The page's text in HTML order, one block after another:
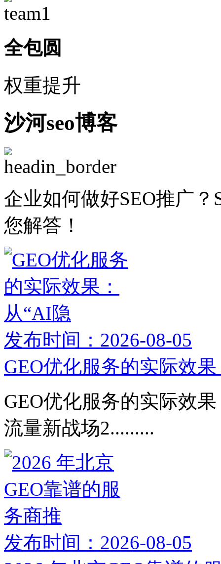
全包圆
权重提升
沙河seo博客
企业如何做好SEO推广
您解答！
发布时间：2026-08-05
GEO优化服务的实际效
GEO优化服务的实际效
流量新战场2.........
发布时间：2026-08-05